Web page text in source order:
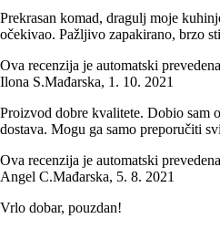
Prekrasan komad, dragulj moje
očekivao. Pažljivo zapakirano, brzo
Ova recenzija je automatski
Ilona S.Mađarska, 1. 10. 2021
Proizvod dobre kvalitete. Dobio sam
dostava. Mogu ga samo preporučiti
Ova recenzija je automatski
Angel C.Mađarska, 5. 8. 2021
Vrlo dobar, pouzdan!